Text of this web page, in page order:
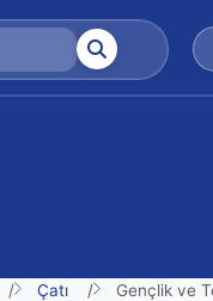
Çatı Gençlik ve